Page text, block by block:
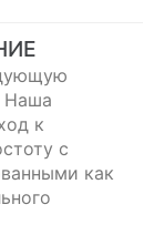
Наша
к
с
как